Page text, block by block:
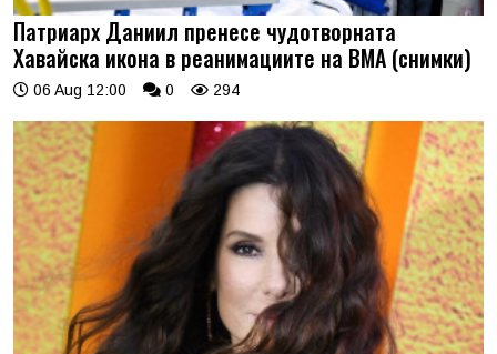
Патриарх Даниил пренесе чудотворната
Хавайска икона в реанимациите на ВМА (снимки)
06 Aug 12:00 0 294